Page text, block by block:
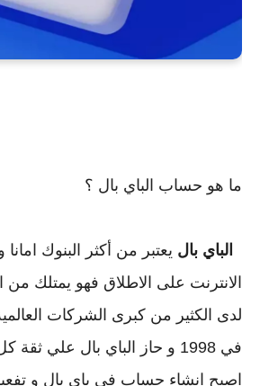
ما هو حساب الباي بال ؟
الباي بال